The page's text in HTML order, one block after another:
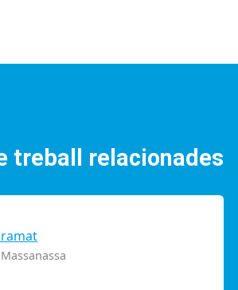
treball relacionades
Massanassa